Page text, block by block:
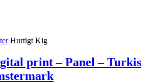
Hurtigt Kig
print – Panel – Turkis